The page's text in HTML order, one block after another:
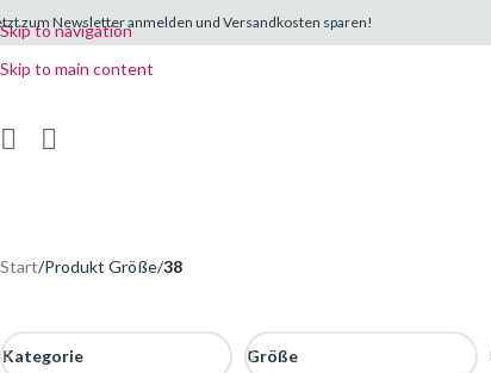
Skip to navigation
Skip to main content
zum Newsletter anmelden und Versandkosten sparen!
Start/Produkt Größe/38
Kategorie Größe